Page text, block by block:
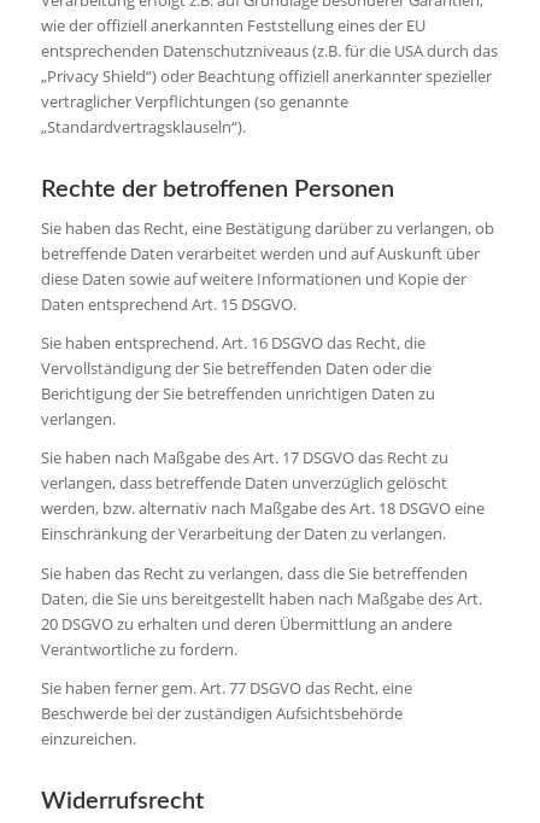
wie der offiziell anerkannten Feststellung eines der EU
entsprechenden Datenschutzniveaus (z.B. für die USA durch das
„Privacy Shield“) oder Beachtung offiziell anerkannter spezieller
vertraglicher Verpflichtungen (so genannte
„Standardvertragsklauseln“).
Rechte der betroffenen Personen
Sie haben das Recht, eine Bestätigung darüber zu verlangen, ob
betreffende Daten verarbeitet werden und auf Auskunft über
diese Daten sowie auf weitere Informationen und Kopie der
Daten entsprechend Art. 15 DSGVO.
Sie haben entsprechend. Art. 16 DSGVO das Recht, die
Vervollständigung der Sie betreffenden Daten oder die
Berichtigung der Sie betreffenden unrichtigen Daten zu
verlangen.
Sie haben nach Maßgabe des Art. 17 DSGVO das Recht zu
verlangen, dass betreffende Daten unverzüglich gelöscht
werden, bzw. alternativ nach Maßgabe des Art. 18 DSGVO eine
Einschränkung der Verarbeitung der Daten zu verlangen.
Sie haben das Recht zu verlangen, dass die Sie betreffenden
Daten, die Sie uns bereitgestellt haben nach Maßgabe des Art.
20 DSGVO zu erhalten und deren Übermittlung an andere
Verantwortliche zu fordern.
Sie haben ferner gem. Art. 77 DSGVO das Recht, eine
Beschwerde bei der zuständigen Aufsichtsbehörde
einzureichen.
Widerrufsrecht